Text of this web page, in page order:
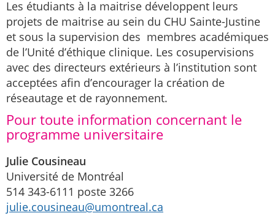
Les étudiants à la maitrise développent leurs
projets de maitrise au sein du CHU Sainte-Justine
et sous la supervision des membres académiques
de l’Unité d’éthique clinique. Les cosupervisions
avec des directeurs extérieurs à l’institution sont
acceptées afin d’encourager la création de
réseautage et de rayonnement.
Pour toute information concernant le
programme universitaire
Julie Cousineau
Université de Montréal
514 343-6111 poste 3266
julie.cousineau@umontreal.ca